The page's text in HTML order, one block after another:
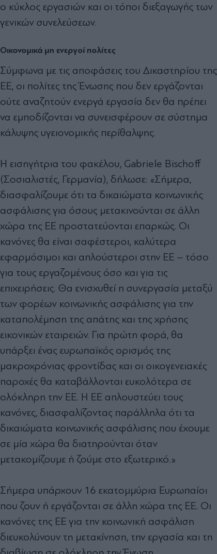
ο κύκλος εργασιών και οι τόποι διεξαγωγής των
γενικών συνελεύσεων.
Οικονομικά μη ενεργοί πολίτες
Σύμφωνα με τις αποφάσεις του Δικαστηρίου της
ΕΕ, οι πολίτες της Ένωσης που δεν εργάζονται
ούτε αναζητούν ενεργά εργασία δεν θα πρέπει
να εμποδίζονται να συνεισφέρουν σε σύστημα
κάλυψης υγειονομικής περίθαλψης.
Η εισηγήτρια του φακέλου, Gabriele Bischoff
(Σοσιαλιστές, Γερμανία), δήλωσε: «Σήμερα,
διασφαλίζουμε ότι τα δικαιώματα κοινωνικής
ασφάλισης για όσους μετακινούνται σε άλλη
χώρα της ΕΕ προστατεύονται επαρκώς. Οι
κανόνες θα είναι σαφέστεροι, καλύτερα
εφαρμόσιμοι και απλούστεροι στην ΕΕ – τόσο
για τους εργαζομένους όσο και για τις
επιχειρήσεις. Θα ενισχυθεί η συνεργασία μεταξύ
των φορέων κοινωνικής ασφάλισης για την
καταπολέμηση της απάτης και της χρήσης
εικονικών εταιρειών. Για πρώτη φορά, θα
υπάρξει ένας ευρωπαϊκός ορισμός της
μακροχρόνιας φροντίδας και οι οικογενειακές
παροχές θα καταβάλλονται ευκολότερα σε
ολόκληρη την ΕΕ. Η ΕΕ απλουστεύει τους
κανόνες, διασφαλίζοντας παράλληλα ότι τα
δικαιώματα κοινωνικής ασφάλισης που έχουμε
σε μία χώρα θα διατηρούνται όταν
μετακομίζουμε ή ζούμε στο εξωτερικό.»
Σήμερα υπάρχουν 16 εκατομμύρια Ευρωπαίοι
που ζουν ή εργάζονται σε άλλη χώρα της ΕΕ. Οι
κανόνες της ΕΕ για την κοινωνική ασφάλιση
διευκολύνουν τη μετακίνηση, την εργασία και τη